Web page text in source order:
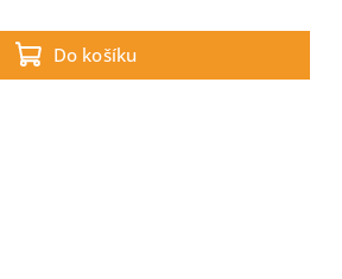
Do košíku